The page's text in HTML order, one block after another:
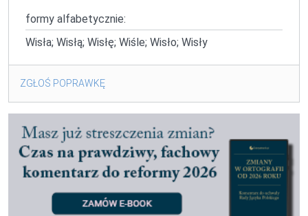
formy alfabetycznie:
Wisła; Wisłą; Wisłę; Wiśle; Wisło; Wisły
ZGŁOŚ POPRAWKĘ